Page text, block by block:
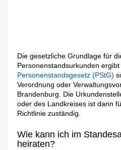
Die gesetzliche Grundlage für
Personenstandsurkunden
Personenstandsgesetz (PStG)
Verordnung oder
Brandenburg. Die
oder des Landkreises ist dann
Richtlinie zuständig.
Wie kann ich im
heiraten?